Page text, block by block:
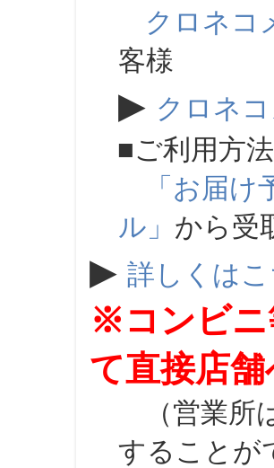
クロネコ
客様
▶ クロネ
■ご利用方法
「お届
ル」 から受
▶ 詳しくはこ
※コンビニ
て直接店
（営業所
することが